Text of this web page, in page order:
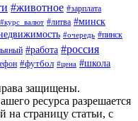
#животное #зарплата
#курс_валют #литва #минск
#очередь #пинск
#работа #россия
#футбол #цена #школа
защищены.
ресурса разрешается
на страницу статьи, с